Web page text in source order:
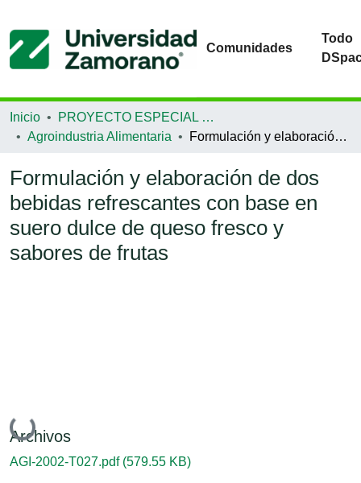
Comunidades
Todo
Inicio
PROYECTO ESPECIAL DE GRADUACIÓN
Agroindustria Alimentaria
Formulación y elaboración de dos bebidas refrescantes con base en suero dulce de queso fresco y sabores de frutas
Formulación y elaboración de dos
bebidas refrescantes con base en
suero dulce de queso fresco y
sabores de frutas
Cargando...
Archivos
AGI-2002-T027.pdf (579.55 KB)